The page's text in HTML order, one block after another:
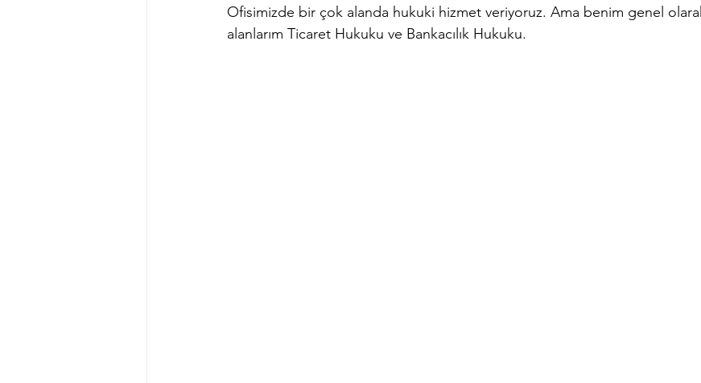
Ofisimizde bir çok alanda hukuki hizmet veriyoruz. Ama benim genel
alanlarım Ticaret Hukuku ve Bankacılık Hukuku.